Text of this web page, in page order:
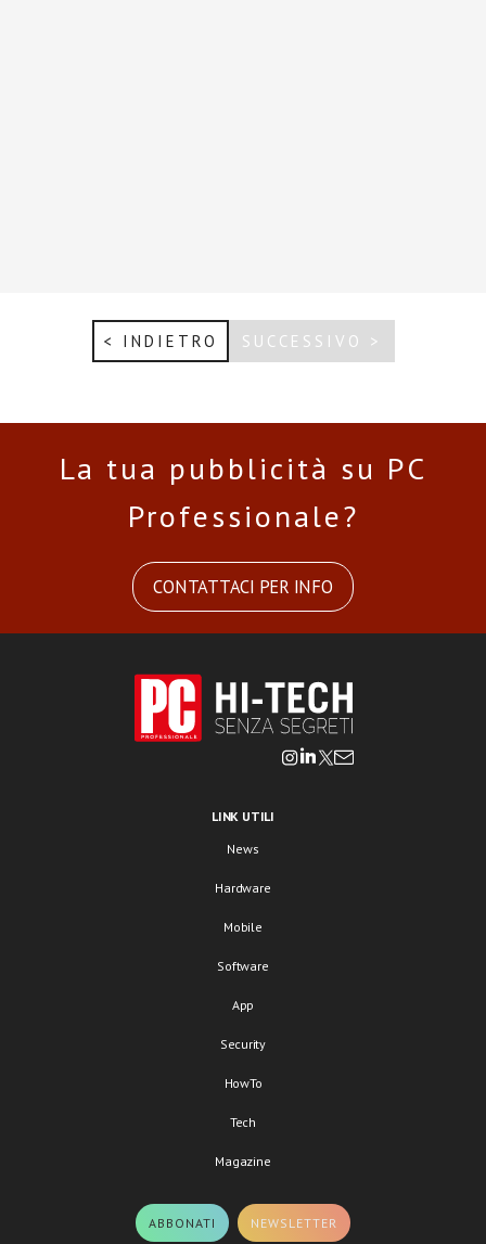
< INDIETRO SUCCESSIVO >
La tua pubblicità su PC
Professionale?
CONTATTACI PER INFO
LINK UTILI
News
Hardware
Mobile
Software
App
Security
HowTo
Tech
Magazine
ABBONATI NEWSLETTER